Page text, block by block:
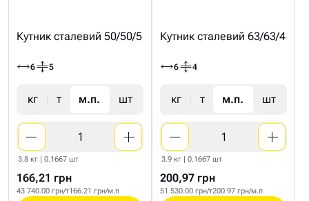
Кутник сталевий 50/50/5
6 5
кг т м.п. шт
3.8 кг | 0.1667 шт
166,21 грн
43 740.00 грн/т166.21 грн/м.п
Кутник сталевий 63/63/4
6 4
кг т м.п. шт
3.9 кг | 0.1667 шт
200,97 грн
51 530.00 грн/т200.97 грн/м.п